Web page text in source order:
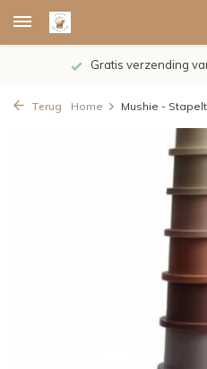
Gratis verzending
Terug Home Mushie -